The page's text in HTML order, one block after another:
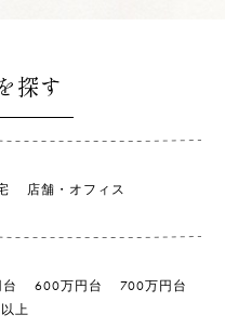
探す
店舗・オフィス
600万円台
700万円台
上